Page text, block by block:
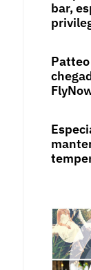
bar,